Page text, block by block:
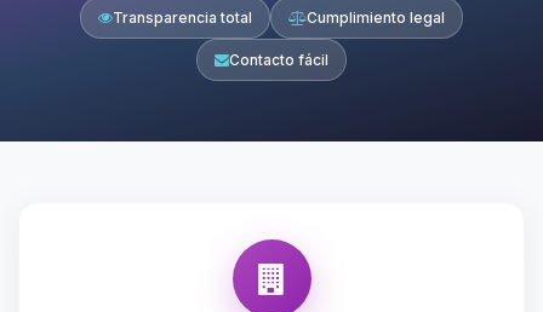
Transparencia total Cumplimiento legal
Contacto fácil